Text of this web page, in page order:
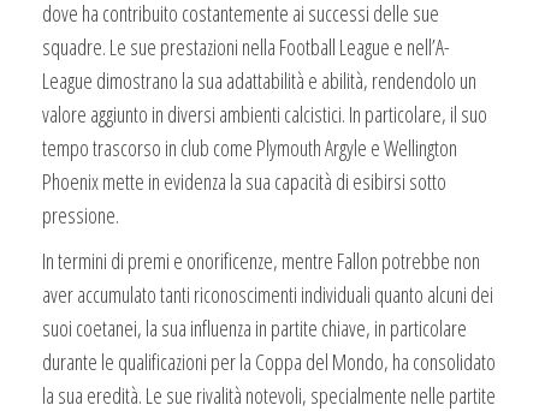
dove ha contribuito costantemente ai successi delle sue
squadre. Le sue prestazioni nella Football League e nell’A-
League dimostrano la sua adattabilità e abilità, rendendolo un
valore aggiunto in diversi ambienti calcistici. In particolare, il suo
tempo trascorso in club come Plymouth Argyle e Wellington
Phoenix mette in evidenza la sua capacità di esibirsi sotto
pressione.
In termini di premi e onorificenze, mentre Fallon potrebbe non
aver accumulato tanti riconoscimenti individuali quanto alcuni dei
suoi coetanei, la sua influenza in partite chiave, in particolare
durante le qualificazioni per la Coppa del Mondo, ha consolidato
la sua eredità. Le sue rivalità notevoli, specialmente nelle partite